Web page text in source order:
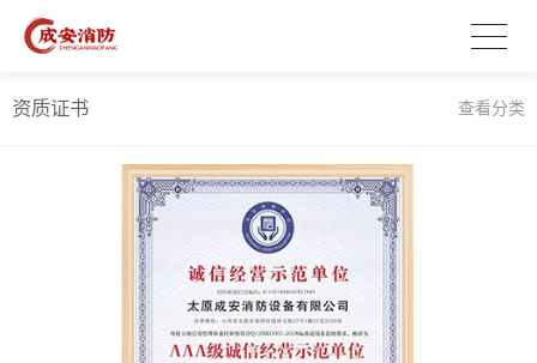
资质证书 查看分类